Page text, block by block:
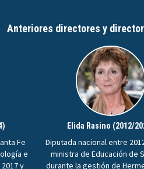
Anteriores directores y
Fe
e
y
Elida Rasino (2012/
Diputada nacional entre
ministra de Educación de
durante la gestión de